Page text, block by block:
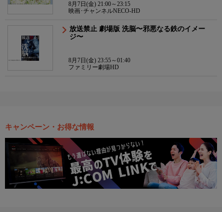
8月7日(金) 21:00～23:15
映画･チャンネルNECO-HD
放送禁止 劇場版 洗脳〜邪悪なる鉄のイメー
ジ〜
8月7日(金) 23:55～01:40
ファミリー劇場HD
キャンペーン・お得な情報